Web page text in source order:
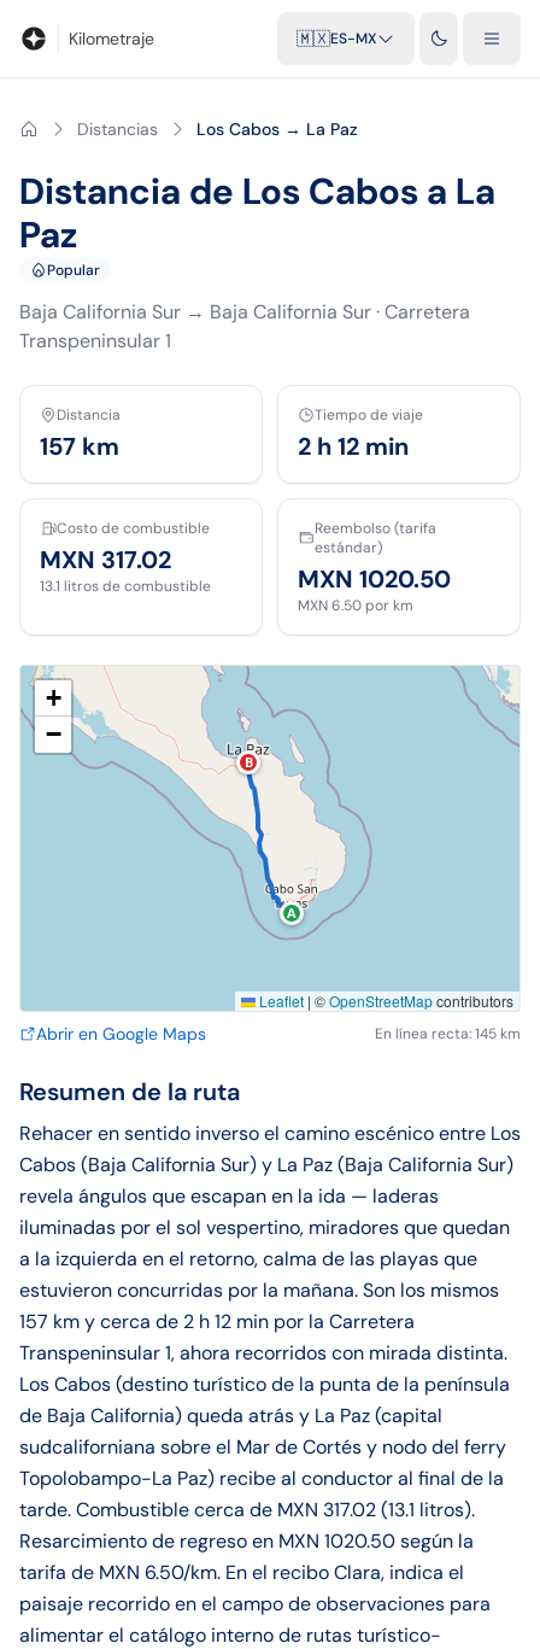
Kilometraje 🇲🇽ES-MX
Distancias Los Cabos → La Paz
Distancia de Los Cabos a La
Paz
Popular
Baja California Sur → Baja California Sur·Carretera
Transpeninsular 1
Distancia
157 km
Tiempo de viaje
2 h 12 min
Costo de combustible
MXN 317.02
13.1 litros de combustible
Reembolso (tarifa
estándar)
MXN 1020.50
MXN 6.50 por km
A
B
+
−
Leaflet | ©OpenStreetMapcontributors
Abrir en Google Maps En línea recta: 145 km
Resumen de la ruta
Rehacer en sentido inverso el camino escénico entre Los
Cabos (Baja California Sur) y La Paz (Baja California Sur)
revela ángulos que escapan en la ida — laderas
iluminadas por el sol vespertino, miradores que quedan
a la izquierda en el retorno, calma de las playas que
estuvieron concurridas por la mañana. Son los mismos
157 km y cerca de 2 h 12 min por la Carretera
Transpeninsular 1, ahora recorridos con mirada distinta.
Los Cabos (destino turístico de la punta de la península
de Baja California) queda atrás y La Paz (capital
sudcaliforniana sobre el Mar de Cortés y nodo del ferry
Topolobampo-La Paz) recibe al conductor al final de la
tarde. Combustible cerca de MXN 317.02 (13.1 litros).
Resarcimiento de regreso en MXN 1020.50 según la
tarifa de MXN 6.50/km. En el recibo Clara, indica el
paisaje recorrido en el campo de observaciones para
alimentar el catálogo interno de rutas turístico-